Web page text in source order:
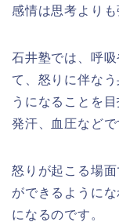
感情は思考よりも
石井塾では、呼
て、怒りに伴な
うになることを
発汗、血圧などで
怒りが起こる場
ができるように
になるのです。